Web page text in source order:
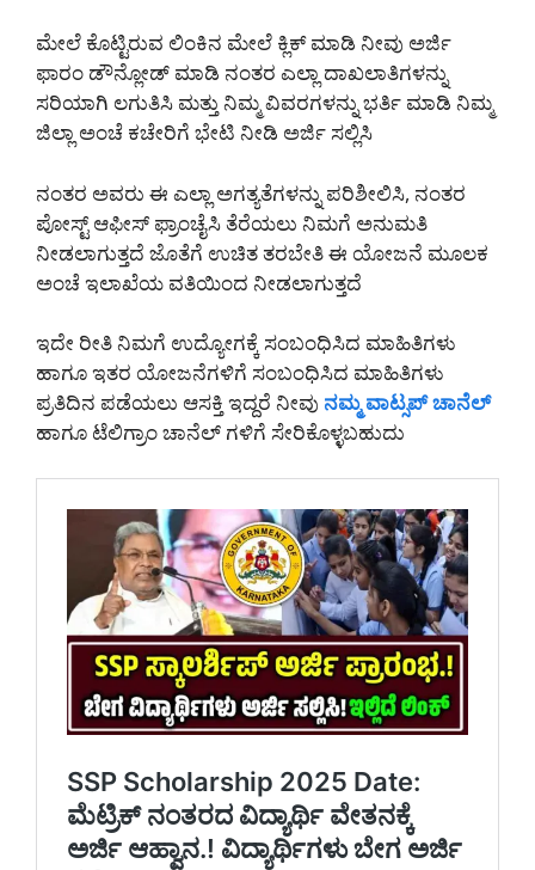
ಮೇಲೆ ಕೊಟ್ಟಿರುವ ಲಿಂಕಿನ ಮೇಲೆ ಕ್ಲಿಕ್ ಮಾಡಿ ನೀವು ಅರ್ಜಿ
ಫಾರಂ ಡೌನ್ಲೋಡ್ ಮಾಡಿ ನಂತರ ಎಲ್ಲಾ ದಾಖಲಾತಿಗಳನ್ನು
ಸರಿಯಾಗಿ ಲಗುತಿಸಿ ಮತ್ತು ನಿಮ್ಮ ವಿವರಗಳನ್ನು ಭರ್ತಿ ಮಾಡಿ ನಿಮ್ಮ
ಜಿಲ್ಲಾ ಅಂಚೆ ಕಚೇರಿಗೆ ಭೇಟಿ ನೀಡಿ ಅರ್ಜಿ ಸಲ್ಲಿಸಿ
ನಂತರ ಅವರು ಈ ಎಲ್ಲಾ ಅಗತ್ಯತೆಗಳನ್ನು ಪರಿಶೀಲಿಸಿ, ನಂತರ
ಪೋಸ್ಟ್ ಆಫೀಸ್ ಫ್ರಾಂಚೈಸಿ ತೆರೆಯಲು ನಿಮಗೆ ಅನುಮತಿ
ನೀಡಲಾಗುತ್ತದೆ ಜೊತೆಗೆ ಉಚಿತ ತರಬೇತಿ ಈ ಯೋಜನೆ ಮೂಲಕ
ಅಂಚೆ ಇಲಾಖೆಯ ವತಿಯಿಂದ ನೀಡಲಾಗುತ್ತದೆ
ಇದೇ ರೀತಿ ನಿಮಗೆ ಉದ್ಯೋಗಕ್ಕೆ ಸಂಬಂಧಿಸಿದ ಮಾಹಿತಿಗಳು
ಹಾಗೂ ಇತರ ಯೋಜನೆಗಳಿಗೆ ಸಂಬಂಧಿಸಿದ ಮಾಹಿತಿಗಳು
ಪ್ರತಿದಿನ ಪಡೆಯಲು ಆಸಕ್ತಿ ಇದ್ದರೆ ನೀವು ನಮ್ಮ ವಾಟ್ಸಪ್ ಚಾನೆಲ್
ಹಾಗೂ ಟೆಲಿಗ್ರಾಂ ಚಾನೆಲ್ ಗಳಿಗೆ ಸೇರಿಕೊಳ್ಳಬಹುದು